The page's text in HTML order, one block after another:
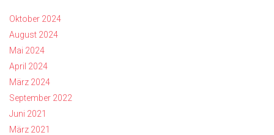
Oktober 2024
August 2024
Mai 2024
April 2024
März 2024
September 2022
Juni 2021
März 2021